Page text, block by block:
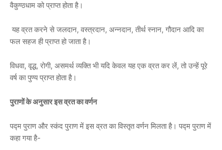
वैकुण्ठधाम को प्राप्त होता है।
यह व्रत करने से जलदान, वस्त्रदान, अन्नदान, तीर्थ स्नान, गौदान आदि का
फल सहज ही प्राप्त हो जाता है।
विधवा, वृद्ध, रोगी, असमर्थ व्यक्ति भी यदि केवल यह एक व्रत कर लें, तो उन्हें पूरे
वर्ष का पुण्य प्राप्त होता है।
पुराणों के अनुसार इस व्रत का वर्णन
पद्म पुराण और स्कंद पुराण में इस व्रत का विस्तृत वर्णन मिलता है। पद्म पुराण में
कहा गया है-